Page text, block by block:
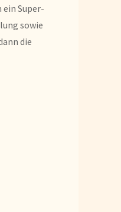
Super-
sowie
die